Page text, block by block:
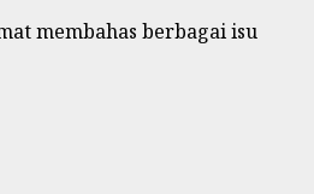
membahas berbagai isu